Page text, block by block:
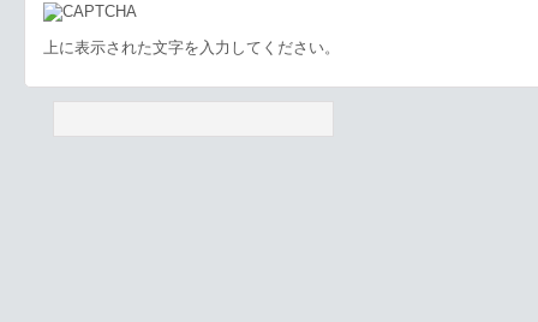
上に表示された文字を入力してください。